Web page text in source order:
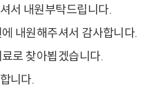
서 내원부탁드립니다.
내원해주셔서 감사합니다.
로 찾아뵙겠습니다.
니다.